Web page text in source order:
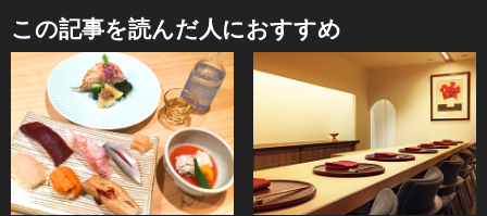
この記事を読んだ人におすすめ